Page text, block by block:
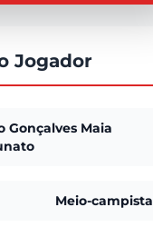
Jogador
Gonçalves Maia
Meio-campista